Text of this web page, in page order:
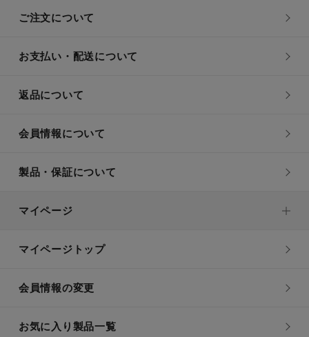
ご注文について
お支払い・配送について
返品について
会員情報について
製品・保証について
マイページ
マイページトップ
会員情報の変更
お気に入り製品一覧